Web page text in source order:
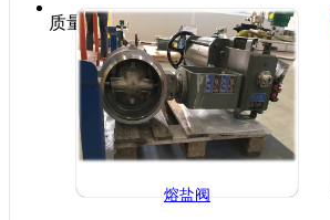
质量管理体系认证：
熔盐阀